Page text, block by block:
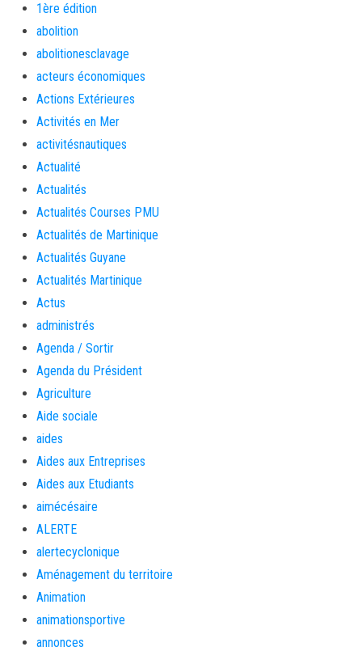
1ère édition
abolition
abolitionesclavage
acteurs économiques
Actions Extérieures
Activités en Mer
activitésnautiques
Actualité
Actualités
Actualités Courses PMU
Actualités de Martinique
Actualités Guyane
Actualités Martinique
Actus
administrés
Agenda / Sortir
Agenda du Président
Agriculture
Aide sociale
aides
Aides aux Entreprises
Aides aux Etudiants
aimécésaire
ALERTE
alertecyclonique
Aménagement du territoire
Animation
animationsportive
annonces